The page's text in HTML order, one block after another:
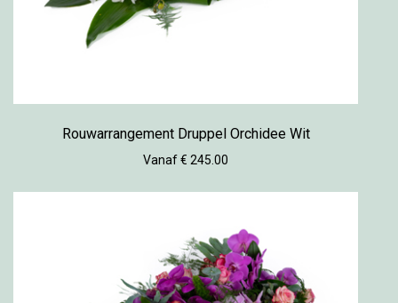
Rouwarrangement Druppel Orchidee Wit
Vanaf € 245.00